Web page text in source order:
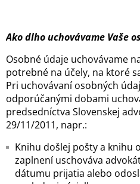
Ako dlho uchovávame Vaše
Osobné údaje uchovávame
potrebné na účely, na ktoré
Pri uchovávaní osobných
odporúčanými dobami
predsedníctva Slovenskej
29/11/2011, napr.:
Knihu došlej pošty a knihu
zaplnení uschováva
dátumu prijatia alebo